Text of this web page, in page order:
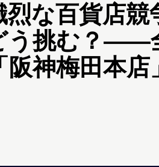
烈な百貨店
う挑む？――
阪神梅田本店